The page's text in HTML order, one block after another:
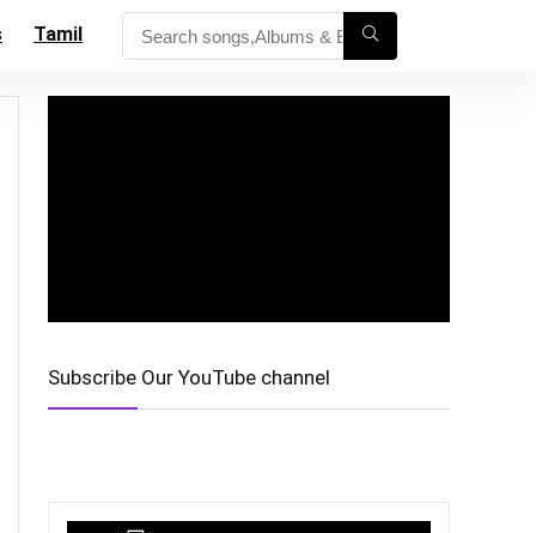
Tamil
Subscribe Our YouTube channel